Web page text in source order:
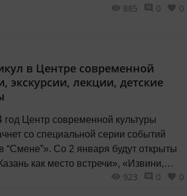
885 0 0
в Центре современной
экскурсии, лекции, детские
Центр современной культуры
со специальной серии событий
“Смене”». Со 2 января будут открыты
как место встречи», «Извини,
для светлого будущего. Краткая
923 0
0